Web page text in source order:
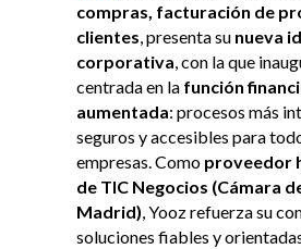
compras, facturación de
clientes, presenta su nueva
corporativa, con la que
centrada en la función
aumentada: procesos más
seguros y accesibles para
empresas. Como proveedor
de TIC Negocios (Cámara
Madrid), Yooz refuerza su
soluciones fiables y